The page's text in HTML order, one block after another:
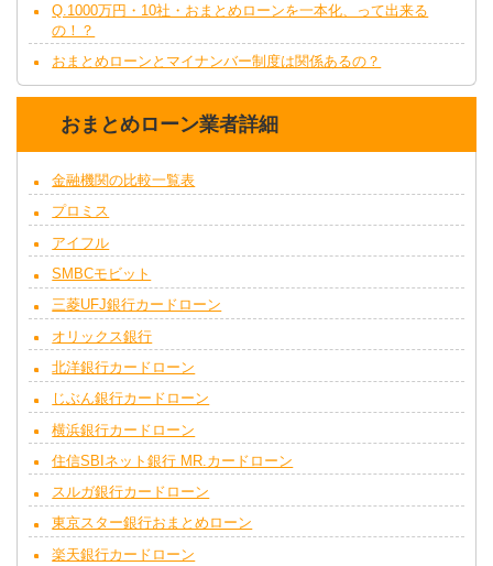
Q.1000万円・10社・おまとめローンを一本化、って出来る
の！？
おまとめローンとマイナンバー制度は関係あるの？
おまとめローン業者詳細
金融機関の比較一覧表
プロミス
アイフル
SMBCモビット
三菱UFJ銀行カードローン
オリックス銀行
北洋銀行カードローン
じぶん銀行カードローン
横浜銀行カードローン
住信SBIネット銀行 MR.カードローン
スルガ銀行カードローン
東京スター銀行おまとめローン
楽天銀行カードローン